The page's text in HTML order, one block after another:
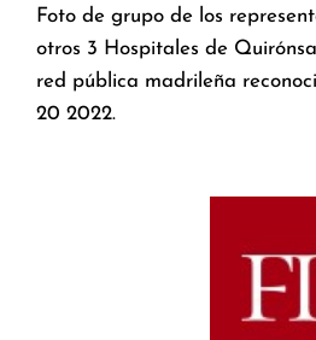
Foto de grupo de los
otros 3 Hospitales de
red pública madrileña
20 2022.